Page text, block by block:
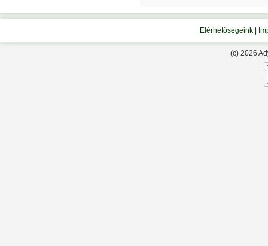
Elérhetőségeink|
(c) 2026